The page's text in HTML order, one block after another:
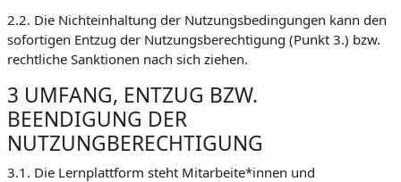
2.2. Die Nichteinhaltung der Nutzungsbedingungen kann den
sofortigen Entzug der Nutzungsberechtigung (Punkt 3.) bzw.
rechtliche Sanktionen nach sich ziehen.
3 UMFANG, ENTZUG BZW.
BEENDIGUNG DER
NUTZUNGBERECHTIGUNG
3.1. Die Lernplattform steht Mitarbeite*innen und